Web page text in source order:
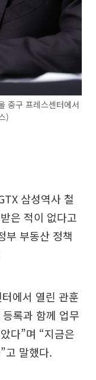
중구 프레스센터에서
)
삼성역사 철
은 적이 없다고
부 부동산 정책
에서 열린 관훈
록과 함께 업무
다”며 “지금은
고 말했다.